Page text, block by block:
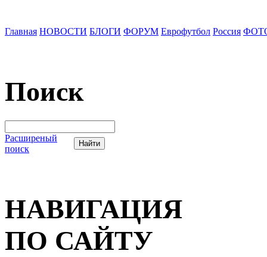
Главная НОВОСТИ БЛОГИ ФОРУМ Еврофутбол Россия
Поиск
Расширеный
поиск
НАВИГАЦИЯ
ПО САЙТУ